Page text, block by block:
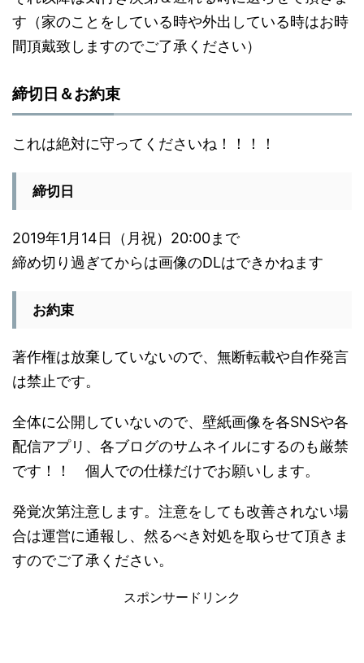
す（家のことをしている時や外出している時はお時
間頂戴致しますのでご了承ください）
締切日＆お約束
これは絶対に守ってくださいね！！！！
締切日
2019年1月14日（月祝）20:00まで
締め切り過ぎてからは画像のDLはできかねます
お約束
著作権は放棄していないので、無断転載や自作発言
は禁止です。
全体に公開していないので、壁紙画像を各SNSや各
配信アプリ、各ブログのサムネイルにするのも厳禁
です！！ 個人での仕様だけでお願いします。
発覚次第注意します。注意をしても改善されない場
合は運営に通報し、然るべき対処を取らせて頂きま
すのでご了承ください。
スポンサードリンク